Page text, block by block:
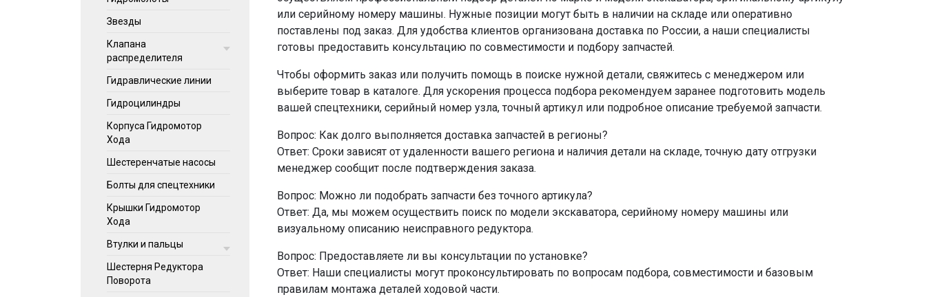
Звезды
Клапана
распределителя
Гидравлические линии
Гидроцилиндры
Корпуса Гидромотор
Хода
Шестеренчатые насосы
Болты для спецтехники
Крышки Гидромотор
Хода
Втулки и пальцы
Шестерня Редуктора
Поворота
или серийному номеру машины. Нужные позиции могут быть в наличии на складе или оперативно
поставлены под заказ. Для удобства клиентов организована доставка по России, а наши специалисты
готовы предоставить консультацию по совместимости и подбору запчастей.
Чтобы оформить заказ или получить помощь в поиске нужной детали, свяжитесь с менеджером или
выберите товар в каталоге. Для ускорения процесса подбора рекомендуем заранее подготовить модель
вашей спецтехники, серийный номер узла, точный артикул или подробное описание требуемой запчасти.
Вопрос: Как долго выполняется доставка запчастей в регионы?
Ответ: Сроки зависят от удаленности вашего региона и наличия детали на складе, точную дату отгрузки
менеджер сообщит после подтверждения заказа.
Вопрос: Можно ли подобрать запчасти без точного артикула?
Ответ: Да, мы можем осуществить поиск по модели экскаватора, серийному номеру машины или
визуальному описанию неисправного редуктора.
Вопрос: Предоставляете ли вы консультации по установке?
Ответ: Наши специалисты могут проконсультировать по вопросам подбора, совместимости и базовым
правилам монтажа деталей ходовой части.